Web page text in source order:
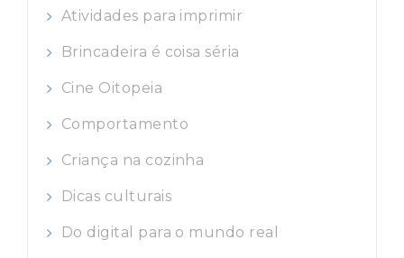
Atividades para imprimir
Brincadeira é coisa séria
Cine Oitopeia
Comportamento
Criança na cozinha
Dicas culturais
Do digital para o mundo real